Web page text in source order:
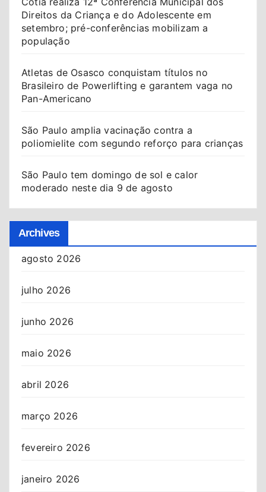
Direitos da Criança e do Adolescente em
setembro; pré-conferências mobilizam a
população
Atletas de Osasco conquistam títulos no
Brasileiro de Powerlifting e garantem vaga no
Pan-Americano
São Paulo amplia vacinação contra a
poliomielite com segundo reforço para crianças
São Paulo tem domingo de sol e calor
moderado neste dia 9 de agosto
Archives
agosto 2026
julho 2026
junho 2026
maio 2026
abril 2026
março 2026
fevereiro 2026
janeiro 2026